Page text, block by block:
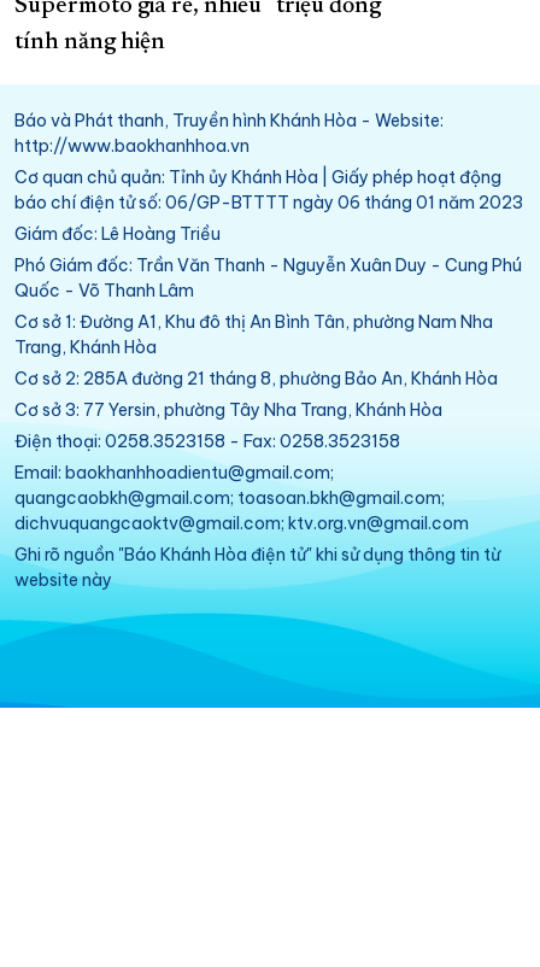
Supermoto giá rẻ, nhiều
tính năng hiện
triệu đồng
Báo và Phát thanh, Truyền hình Khánh Hòa - Website:
http://www.baokhanhhoa.vn
Cơ quan chủ quản: Tỉnh ủy Khánh Hòa | Giấy phép hoạt động
báo chí điện tử số: 06/GP-BTTTT ngày 06 tháng 01 năm 2023
Giám đốc: Lê Hoàng Triều
Phó Giám đốc: Trần Văn Thanh - Nguyễn Xuân Duy - Cung Phú
Quốc - Võ Thanh Lâm
Cơ sở 1: Đường A1, Khu đô thị An Bình Tân, phường Nam Nha
Trang, Khánh Hòa
Cơ sở 2: 285A đường 21 tháng 8, phường Bảo An, Khánh Hòa
Cơ sở 3: 77 Yersin, phường Tây Nha Trang, Khánh Hòa
Điện thoại: 0258.3523158 - Fax: 0258.3523158
Email: baokhanhhoadientu@gmail.com;
quangcaobkh@gmail.com; toasoan.bkh@gmail.com;
dichvuquangcaoktv@gmail.com; ktv.org.vn@gmail.com
Ghi rõ nguồn "Báo Khánh Hòa điện tử" khi sử dụng thông tin từ
website này